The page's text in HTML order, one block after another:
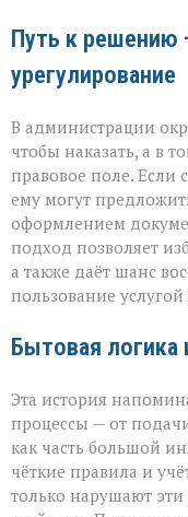
Путь к решению
урегулирование
В администрации
чтобы наказать, а в
правовое поле. Если
ему могут
оформлением
подход позволяет
а также даёт шанс
пользование
Бытовая логика
Эта история
процессы — от
как часть большой
чёткие правила и
только нарушают